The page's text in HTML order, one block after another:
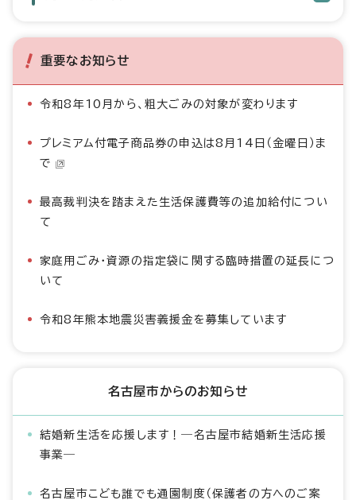
重要なお知らせ
令和8年10月から、粗大ごみの対象が変わります
プレミアム付電子商品券の申込は8月14日（金曜日）ま
で
最高裁判決を踏まえた生活保護費等の追加給付につい
て
家庭用ごみ・資源の指定袋に関する臨時措置の延長につ
いて
令和8年熊本地震災害義援金を募集しています
名古屋市からのお知らせ
結婚新生活を応援します！―名古屋市結婚新生活応援
事業―
名古屋市こども誰でも通園制度（保護者の方へのご案